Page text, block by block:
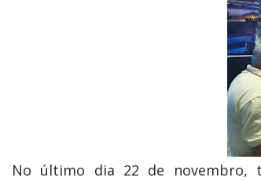
No último dia 22 de novembro,